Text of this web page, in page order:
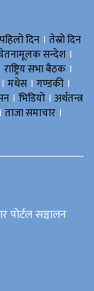
पहिलो दिन । तेस्रो दिन
सन्देश ।
राष्ट्रिय सभा बैठक ।
। मधेस । गण्डकी ।
। भिडियो । अर्थतन्त्र
। ताजा समाचार ।
पोर्टल सञ्चालन